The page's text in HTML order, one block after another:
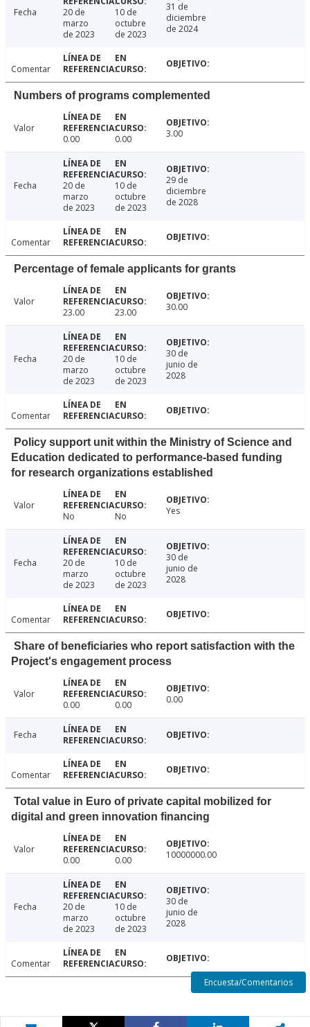
Fecha
20 de
marzo
de 2023
10 de
octubre
de 2023
31 de
diciembre
de 2024
Comentar
Numbers of programs complemented
Valor
0.00
0.00 3.00
Fecha
20 de
marzo
de 2023
10 de
octubre
de 2023
29 de
diciembre
de 2028
Comentar
Percentage of female applicants for grants
Valor
23.00
23.00 30.00
Fecha
20 de
marzo
de 2023
10 de
octubre
de 2023
30 de
junio de
2028
Comentar
Policy support unit within the Ministry of Science and
Education dedicated to performance-based funding
for research organizations established
Valor
No
No Yes
Fecha
20 de
marzo
de 2023
10 de
octubre
de 2023
30 de
junio de
2028
Comentar
Share of beneficiaries who report satisfaction with the
Project's engagement process
Valor
0.00
0.00 0.00
Fecha
Comentar
Total value in Euro of private capital mobilized for
digital and green innovation financing
Valor
0.00
0.00 10000000.00
Fecha
20 de
marzo
de 2023
10 de
octubre
de 2023
30 de
junio de
2028
Comentar
Encuesta/Comentarios